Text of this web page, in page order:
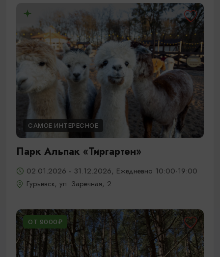
САМОЕ ИНТЕРЕСНОЕ
Парк Альпак «Тиргартен»
02.01.2026 - 31.12.2026, Ежедневно 10:00-19:00
Гурьевск, ул. Заречная, 2
ОТ 9000₽